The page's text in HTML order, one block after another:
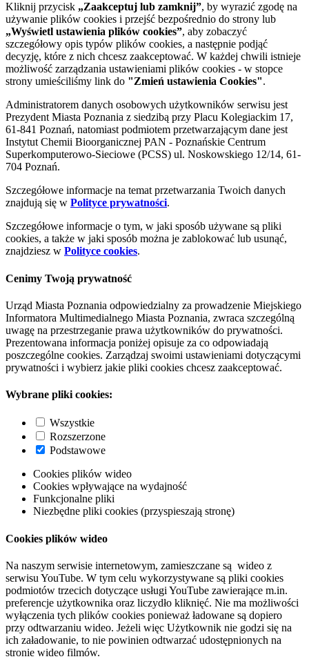
Kliknij przycisk „Zaakceptuj lub zamknij”, by wyrazić zgodę na
używanie plików cookies i przejść bezpośrednio do strony lub
„Wyświetl ustawienia plików cookies”, aby zobaczyć
szczegółowy opis typów plików cookies, a następnie podjąć
decyzję, które z nich chcesz zaakceptować. W każdej chwili istnieje
możliwość zarządzania ustawieniami plików cookies - w stopce
strony umieściliśmy link do "Zmień ustawienia Cookies".
Administratorem danych osobowych użytkowników serwisu jest
Prezydent Miasta Poznania z siedzibą przy Placu Kolegiackim 17,
61-841 Poznań, natomiast podmiotem przetwarzającym dane jest
Instytut Chemii Bioorganicznej PAN - Poznańskie Centrum
Superkomputerowo-Sieciowe (PCSS) ul. Noskowskiego 12/14, 61-
704 Poznań.
Szczegółowe informacje na temat przetwarzania Twoich danych
znajdują się w Polityce prywatności.
Szczegółowe informacje o tym, w jaki sposób używane są pliki
cookies, a także w jaki sposób można je zablokować lub usunąć,
znajdziesz w Polityce cookies.
Cenimy Twoją prywatność
Urząd Miasta Poznania odpowiedzialny za prowadzenie Miejskiego
Informatora Multimedialnego Miasta Poznania, zwraca szczególną
uwagę na przestrzeganie prawa użytkowników do prywatności.
Prezentowana informacja poniżej opisuje za co odpowiadają
poszczególne cookies. Zarządzaj swoimi ustawieniami dotyczącymi
prywatności i wybierz jakie pliki cookies chcesz zaakceptować.
Wybrane pliki cookies:
Wszystkie
Rozszerzone
Podstawowe
Cookies plików wideo
Cookies wpływające na wydajność
Funkcjonalne pliki
Niezbędne pliki cookies (przyspieszają stronę)
Cookies plików wideo
Na naszym serwisie internetowym, zamieszczane są wideo z
serwisu YouTube. W tym celu wykorzystywane są pliki cookies
podmiotów trzecich dotyczące usługi YouTube zawierające m.in.
preferencje użytkownika oraz liczydło kliknięć. Nie ma możliwości
wyłączenia tych plików cookies ponieważ ładowane są dopiero
przy odtwarzaniu wideo. Jeżeli więc Użytkownik nie godzi się na
ich załadowanie, to nie powinien odtwarzać udostępnionych na
stronie wideo filmów.